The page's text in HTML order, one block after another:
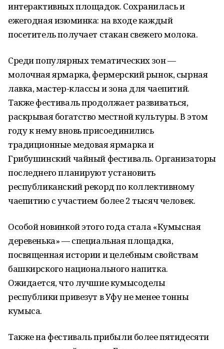
интерактивных площадок. Сохранилась и
ежегодная изюминка: на входе каждый
посетитель получает стакан свежего молока.
Среди популярных тематических зон —
молочная ярмарка, фермерский рынок, сырная
лавка, мастер-классы и зона для чаепитий.
Также фестиваль продолжает развиваться,
раскрывая богатство местной культуры. В этом
году к нему вновь присоединились
традиционные медовая ярмарка и
Грибушинский чайный фестиваль. Организаторы
последнего планируют установить
республиканский рекорд по коллективному
чаепитию с участием более 2 тысяч человек.
Особой новинкой этого года стала «Кумысная
деревенька» — специальная площадка,
посвященная истории и целебным свойствам
башкирского национального напитка.
Ожидается, что лучшие кумысоделы
республики привезут в Уфу не менее тонны
кумыса.
Также на фестиваль прибыли более пятидесяти